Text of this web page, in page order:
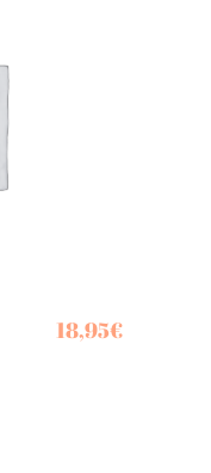
18,95€